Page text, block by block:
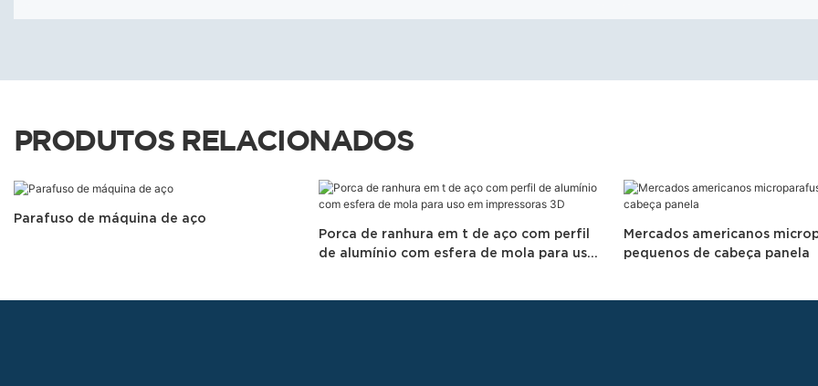
PRODUTOS RELACIONADOS
Parafuso de máquina de aço
Porca de ranhura em t de aço com perfil
de alumínio com esfera de mola para uso
Mercados americanos
pequenos de cabeça panela